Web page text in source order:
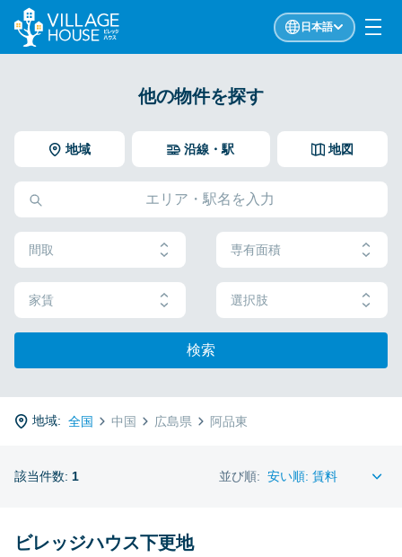
日本語
他の物件を探す
地域 地図
沿線・駅
間取 専有面積
家賃 選択肢
検索
地域: 全国 中国 広島県 阿品東
該当件数: 1 並び順:
ビレッジハウス下更地